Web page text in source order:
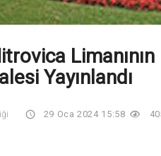
Yayınlandı
29 Oca 2024 15:58